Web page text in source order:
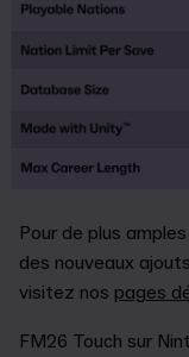
Pour de plus
des nouveaux
visitez nos pages
FM26 Touch sur